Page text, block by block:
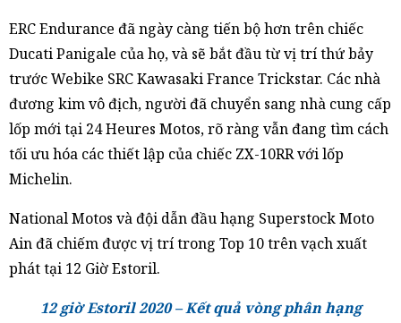
ERC Endurance đã ngày càng tiến bộ hơn trên chiếc
Ducati Panigale của họ, và sẽ bắt đầu từ vị trí thứ bảy
trước Webike SRC Kawasaki France Trickstar. Các nhà
đương kim vô địch, người đã chuyển sang nhà cung cấp
lốp mới tại 24 Heures Motos, rõ ràng vẫn đang tìm cách
tối ưu hóa các thiết lập của chiếc ZX-10RR với lốp
Michelin.
National Motos và đội dẫn đầu hạng Superstock Moto
Ain đã chiếm được vị trí trong Top 10 trên vạch xuất
phát tại 12 Giờ Estoril.
12 giờ Estoril 2020 – Kết quả vòng phân hạng